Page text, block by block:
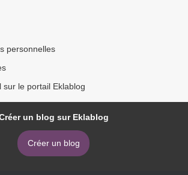
personnelles
sur le portail Eklablog
un blog sur Eklablog
Créer un blog